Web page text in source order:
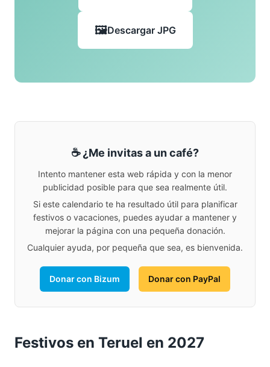
Descargar JPG
☕ ¿Me invitas a un café?
Intento mantener esta web rápida y con la menor
publicidad posible para que sea realmente útil.
Si este calendario te ha resultado útil para planificar
festivos o vacaciones, puedes ayudar a mantener y
mejorar la página con una pequeña donación.
Cualquier ayuda, por pequeña que sea, es bienvenida.
Donar con Bizum Donar con PayPal
Festivos en Teruel en 2027